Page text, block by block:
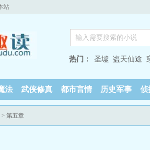
站
热门： 圣墟 盗天仙途
法 武侠修真 都市言情 历史军事 侦
> 第五章